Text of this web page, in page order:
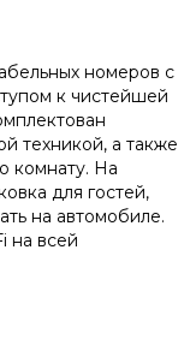
номеров с
к чистейшей
техникой, а также
комнату. На
для гостей,
на автомобиле.
на всей